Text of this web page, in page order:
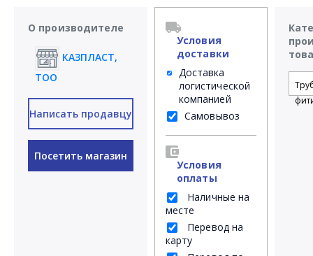
О производителе
КАЗПЛАСТ,
ТОО
Написать продавцу
Посетить магазин
Условия
доставки
Доставка
логистической
компанией
Самовывоз
Условия
оплаты
Наличные на
месте
Перевод на
карту